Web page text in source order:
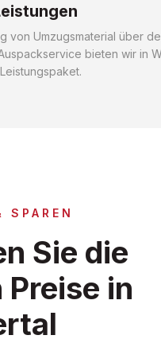
von Umzugsmaterial über
bieten wir in
SPAREN
Sie die
in